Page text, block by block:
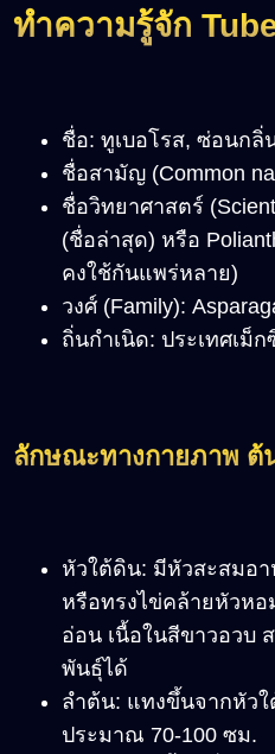
ทำความรู้จัก
ชื่อ: ทูเบอโรส, ซ่อนกลิ่
ชื่อสามัญ (Common
ชื่อวิทยาศาสตร์
(ชื่อล่าสุด) หรือ
คงใช้กันแพร่หลาย)
วงศ์ (Family):
ถิ่นกำเนิด: ประเทศเม็ก
ลักษณะทางกายภาพ ต้
หัวใต้ดิน: มีหัวสะสมอ
หรือทรงไข่คล้ายหัวห
อ่อน เนื้อในสีขาวอวบ
พันธุ์ได้
ลำต้น: แทงขึ้นจากหัว
ประมาณ 70-100 ซม.